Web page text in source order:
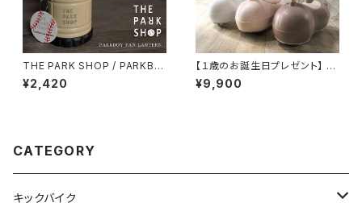
THE PARK SHOP / PARKBO
Y FAN LANTERN TPS-339
¥2,420
【１歳のお誕生日プレゼント】 乗
用玩具 marm ベビースクータ
ー 静音キャスター採用 360度
¥9,900
CATEGORY
キックバイク